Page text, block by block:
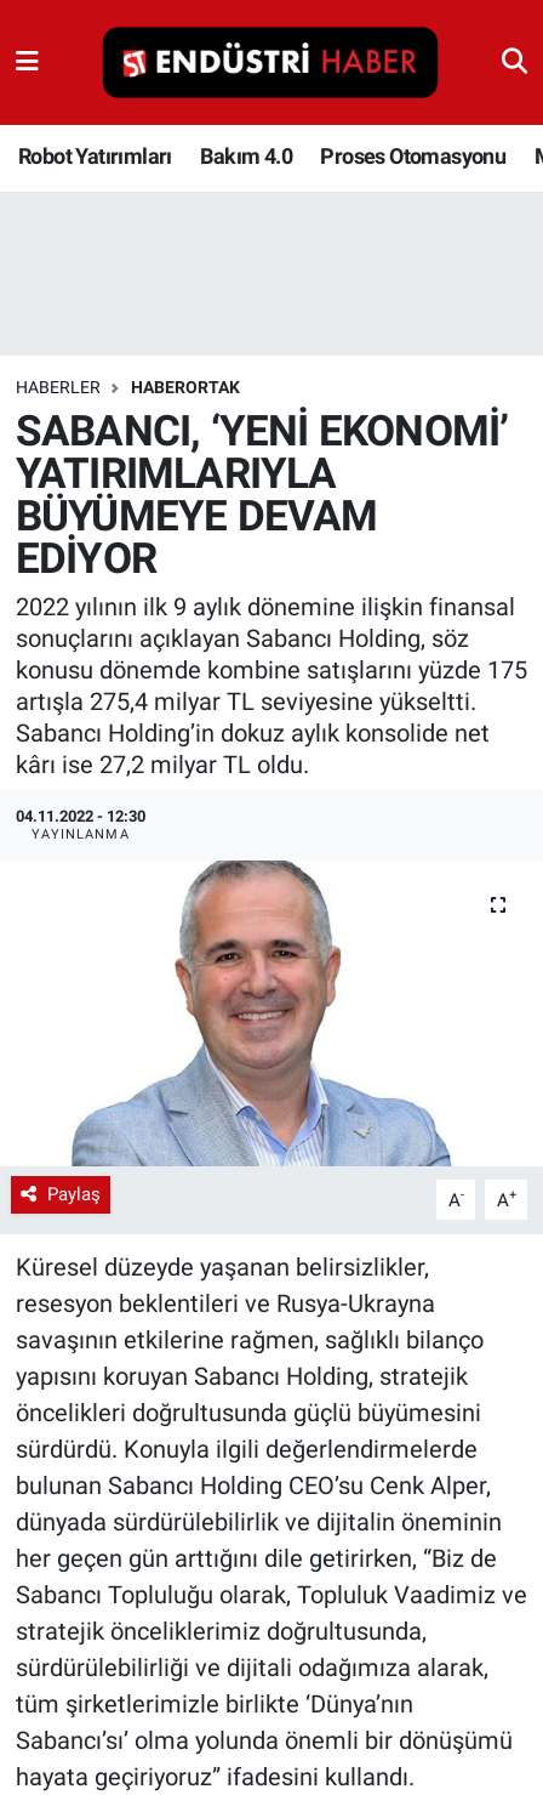
Robot Yatırımları Bakım 4.0 Proses Otomasyonu
HABERLER HABERORTAK
SABANCI, ‘YENİ EKONOMİ’
YATIRIMLARIYLA
BÜYÜMEYE DEVAM
EDİYOR
2022 yılının ilk 9 aylık dönemine ilişkin finansal
sonuçlarını açıklayan Sabancı Holding, söz
konusu dönemde kombine satışlarını yüzde 175
artışla 275,4 milyar TL seviyesine yükseltti.
Sabancı Holding’in dokuz aylık konsolide net
kârı ise 27,2 milyar TL oldu.
04.11.2022 - 12:30
YAYINLANMA
Paylaş A- A+
Küresel düzeyde yaşanan belirsizlikler,
resesyon beklentileri ve Rusya-Ukrayna
savaşının etkilerine rağmen, sağlıklı bilanço
yapısını koruyan Sabancı Holding, stratejik
öncelikleri doğrultusunda güçlü büyümesini
sürdürdü. Konuyla ilgili değerlendirmelerde
bulunan Sabancı Holding CEO’su Cenk Alper,
dünyada sürdürülebilirlik ve dijitalin öneminin
her geçen gün arttığını dile getirirken, “Biz de
Sabancı Topluluğu olarak, Topluluk Vaadimiz ve
stratejik önceliklerimiz doğrultusunda,
sürdürülebilirliği ve dijitali odağımıza alarak,
tüm şirketlerimizle birlikte ‘Dünya’nın
Sabancı’sı’ olma yolunda önemli bir dönüşümü
hayata geçiriyoruz” ifadesini kullandı.
Robot Yatırımları
Bakım 4.0
İnşaat ve Malzeme
HaberOrtak
Enerjisini Üreten Fabrikalar
Endüstri 4.0 Uygulamaları
Ağır Sanayi Çözümleri